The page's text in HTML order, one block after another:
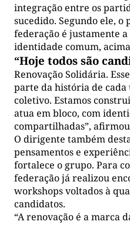
integração entre os
sucedido. Segundo ele,
federação é justamente
identidade comum,
“Hoje todos são
Renovação Solidária.
parte da história de cada
coletivo. Estamos
atua em bloco, com
compartilhadas”,
O dirigente também
pensamentos e
fortalece o grupo. Para
federação já realizou
workshops voltados à
candidatos.
“A renovação é a marca